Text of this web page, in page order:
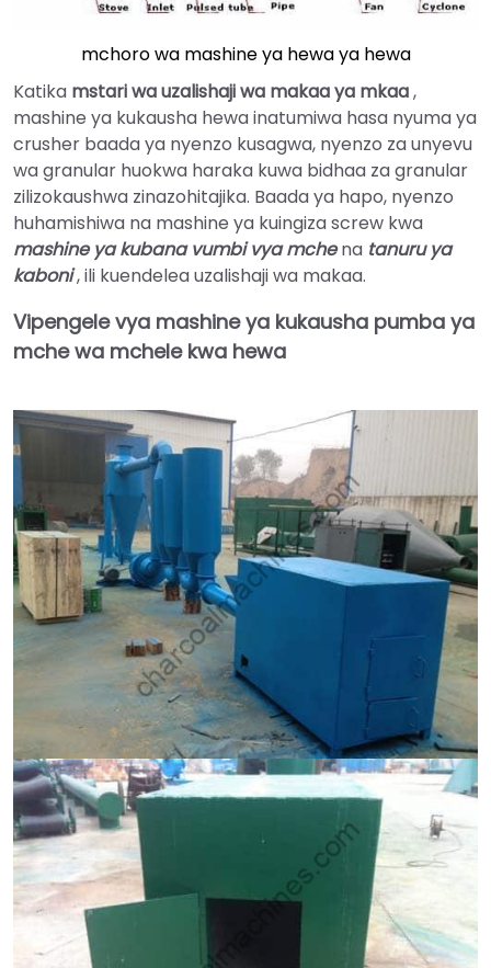
mchoro wa mashine ya hewa ya hewa
Katika mstari wa uzalishaji wa makaa ya mkaa,
mashine ya kukausha hewa inatumiwa hasa nyuma ya
crusher baada ya nyenzo kusagwa, nyenzo za unyevu
wa granular huokwa haraka kuwa bidhaa za granular
zilizokaushwa zinazohitajika. Baada ya hapo, nyenzo
huhamishiwa na mashine ya kuingiza screw kwa
mashine ya kubana vumbi vya mchena tanuru ya
kaboni, ili kuendelea uzalishaji wa makaa.
Vipengele vya mashine ya kukausha pumba ya
mche wa mchele kwa hewa